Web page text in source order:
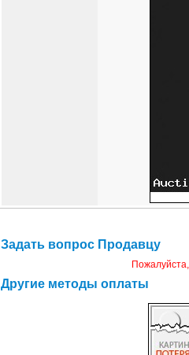
Задать вопрос Продавцу
Другие методы оплаты